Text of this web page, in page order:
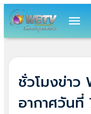
menu
ชั่วโมงข่าว
อากาศวัน